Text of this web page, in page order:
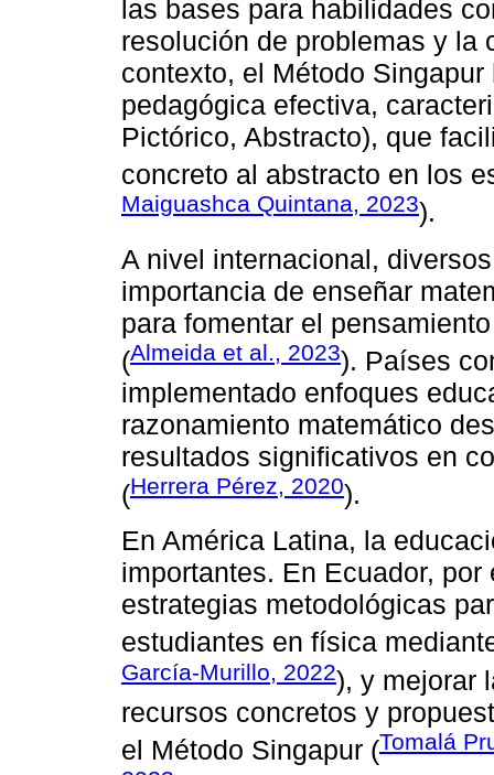
las bases para habilidades
resolución de problemas y la
contexto, el Método
pedagógica efectiva,
Pictórico, Abstracto), que
concreto al abstracto en los
Maiguashca Quintana, 2023).
A nivel internacional,
importancia de enseñar
para fomentar el
(Almeida et al., 2023). Países
implementado enfoques
razonamiento matemático
resultados significativos en
(Herrera Pérez, 2020).
En América Latina, la
importantes. En Ecuador,
estrategias metodológicas
estudiantes en física
García-Murillo, 2022), y mejorar
recursos concretos y
el Método Singapur (Tomalá